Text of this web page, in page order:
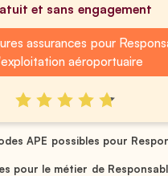
et sans engagement
assurances pour
aéroportuaire
APE possibles pour
pour le métier de